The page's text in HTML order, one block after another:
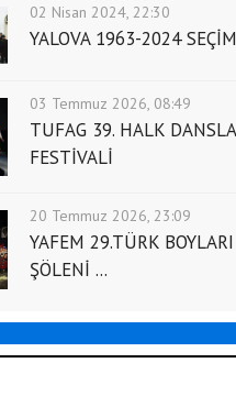
02 Nisan 2024, 22:30
YALOVA 1963-2024
03 Temmuz 2026, 08:49
TUFAG 39. HALK
FESTİVALİ
20 Temmuz 2026, 23:09
YAFEM 29.TÜRK BOYLARI
ŞÖLENİ ...